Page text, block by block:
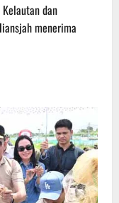
dan
menerima